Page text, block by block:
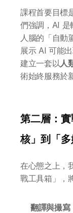
課程首要目標
們強調，AI 是
人腦的「自動
展示 AI 可能
建立一套以人
術始終服務於
第二層：
核」到「多
在心態之上，
戰工具箱」，
翻譯與撮寫